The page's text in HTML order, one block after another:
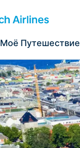
Моё Путешествие